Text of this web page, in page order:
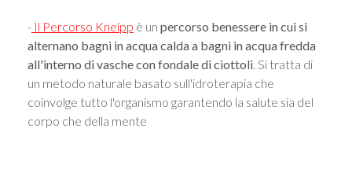
- Il Percorso Kneipp è un percorso benessere in cui si
alternano bagni in acqua calda a bagni in acqua fredda
all'interno di vasche con fondale di ciottoli. Si tratta di
un metodo naturale basato sull'idroterapia che
coinvolge tutto l'organismo garantendo la salute sia del
corpo che della mente